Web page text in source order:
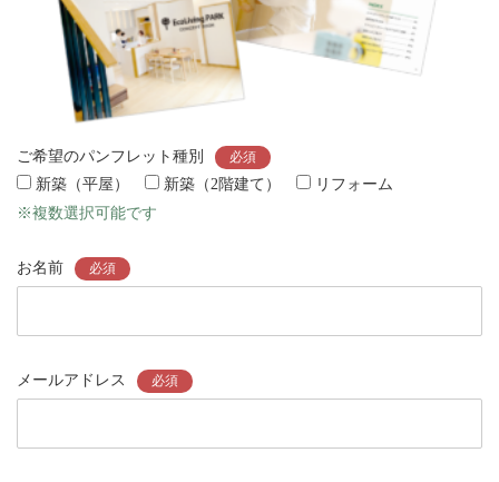
ご希望のパンフレット種別 必須
新築（平屋） 新築（2階建て） リフォーム
※複数選択可能です
お名前 必須
メールアドレス 必須